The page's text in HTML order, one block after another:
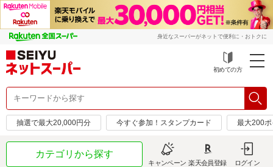
身近なスーパーがネットで便利に・おトクに
初めての方
抽選で最大20,000円分 今すぐ参加！スタンプカード 最大200
カテゴリから探す
キャンペーン 楽天会員登録 ログイン